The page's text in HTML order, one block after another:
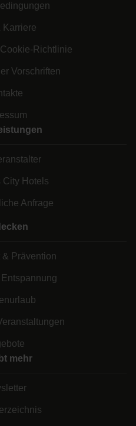
Karriere
Richtlinie
Vorschriften
City Hotels
Anfrage
Prävention
mehr